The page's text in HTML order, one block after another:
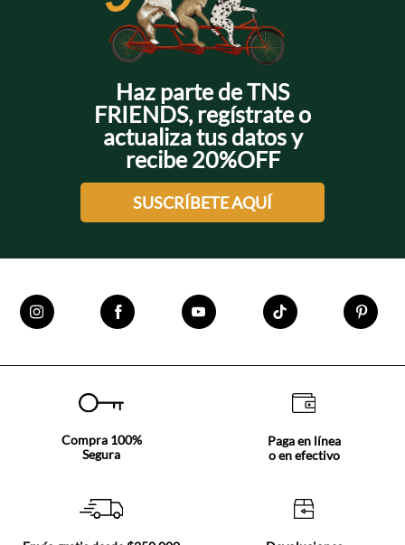
Haz parte de TNS
FRIENDS, regístrate o
actualiza tus datos y
recibe 20%OFF
SUSCRÍBETE AQUÍ
Compra 100%
Segura
Paga en línea
o en efectivo